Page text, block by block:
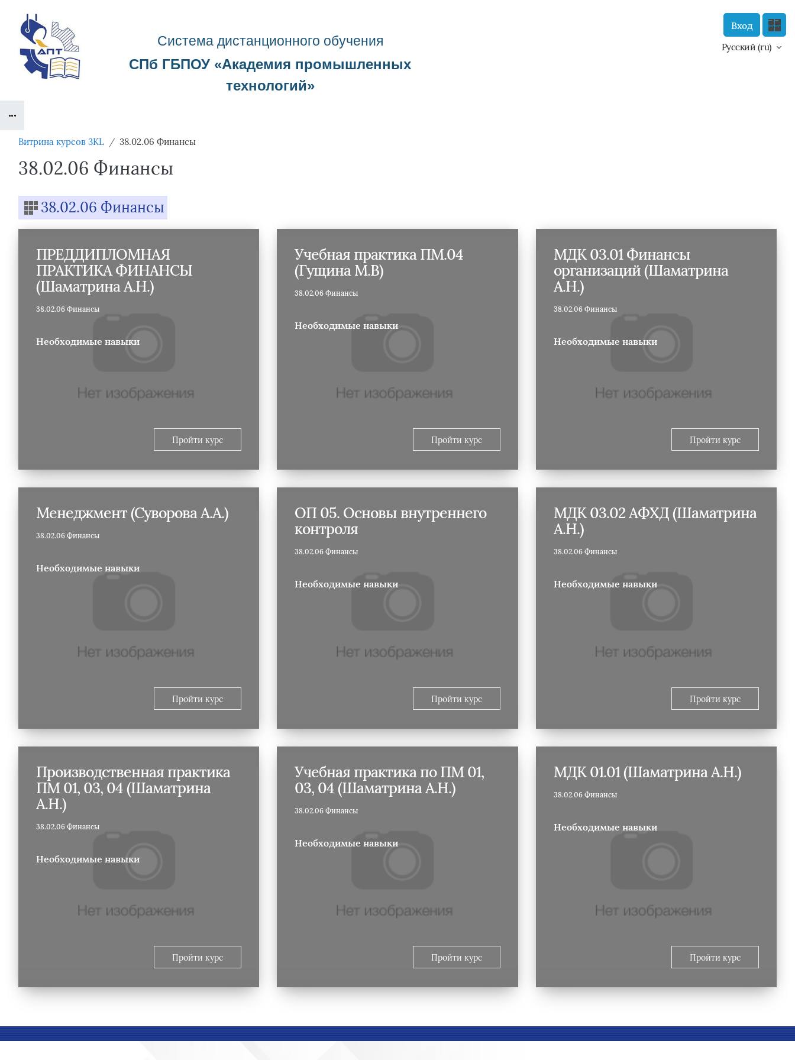
Система дистанционного обучения
СПб ГБПОУ «Академия промышленных
технологий»
Вход
Русский ‎(ru)‎
Блоки
Витрина курсов 3KL 38.02.06 Финансы
38.02.06 Финансы
Блоки
38.02.06 Финансы
ПРЕДДИПЛОМНАЯ
ПРАКТИКА ФИНАНСЫ
(Шаматрина А.Н.)
38.02.06 Финансы
Необходимые навыки
Пройти курс
Учебная практика ПМ.04
(Гущина М.В)
38.02.06 Финансы
Необходимые навыки
Пройти курс
МДК 03.01 Финансы
организаций (Шаматрина
А.Н.)
38.02.06 Финансы
Необходимые навыки
Пройти курс
Менеджмент (Суворова А.А.)
38.02.06 Финансы
Необходимые навыки
Пройти курс
ОП 05. Основы внутреннего
контроля
38.02.06 Финансы
Необходимые навыки
Пройти курс
МДК 03.02 АФХД (Шаматрина
А.Н.)
38.02.06 Финансы
Необходимые навыки
Пройти курс
Производственная практика
ПМ 01, 03, 04 (Шаматрина
А.Н.)
38.02.06 Финансы
Необходимые навыки
Пройти курс
Учебная практика по ПМ 01,
03, 04 (Шаматрина А.Н.)
38.02.06 Финансы
Необходимые навыки
Пройти курс
МДК 01.01 (Шаматрина А.Н.)
38.02.06 Финансы
Необходимые навыки
Пройти курс
Блоки
Блоки